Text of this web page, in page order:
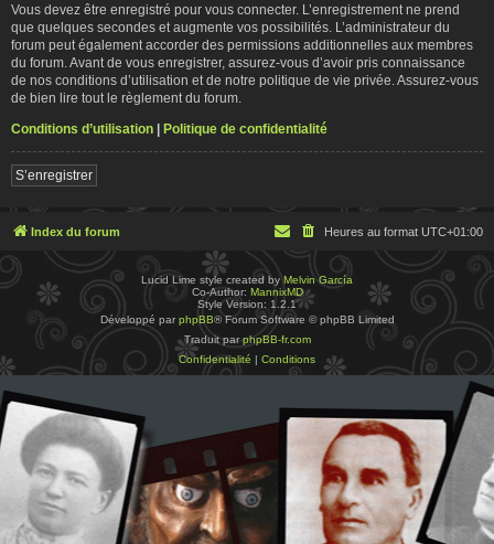
Vous devez être enregistré pour vous connecter. L’enregistrement ne prend
que quelques secondes et augmente vos possibilités. L’administrateur du
forum peut également accorder des permissions additionnelles aux membres
du forum. Avant de vous enregistrer, assurez-vous d’avoir pris connaissance
de nos conditions d’utilisation et de notre politique de vie privée. Assurez-vous
de bien lire tout le règlement du forum.
Conditions d’utilisation | Politique de confidentialité
S’enregistrer
Index du forum Heures au format UTC+01:00
Lucid Lime style created byMelvin García
Co-Author: MannixMD
Style Version: 1.2.1
Développé par phpBB® Forum Software © phpBB Limited
Traduit parphpBB-fr.com
Confidentialité | Conditions